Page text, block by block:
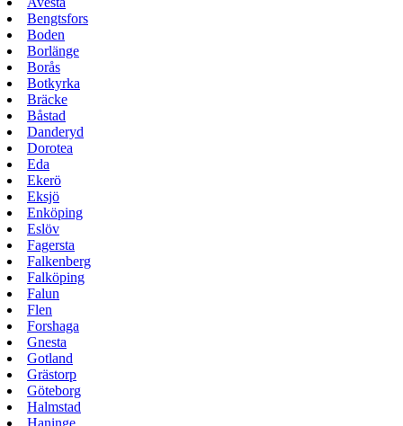
Bengtsfors
Boden
Borlänge
Borås
Botkyrka
Bräcke
Båstad
Danderyd
Dorotea
Eda
Ekerö
Eksjö
Enköping
Eslöv
Fagersta
Falkenberg
Falköping
Falun
Flen
Forshaga
Gnesta
Gotland
Grästorp
Göteborg
Halmstad
Haninge